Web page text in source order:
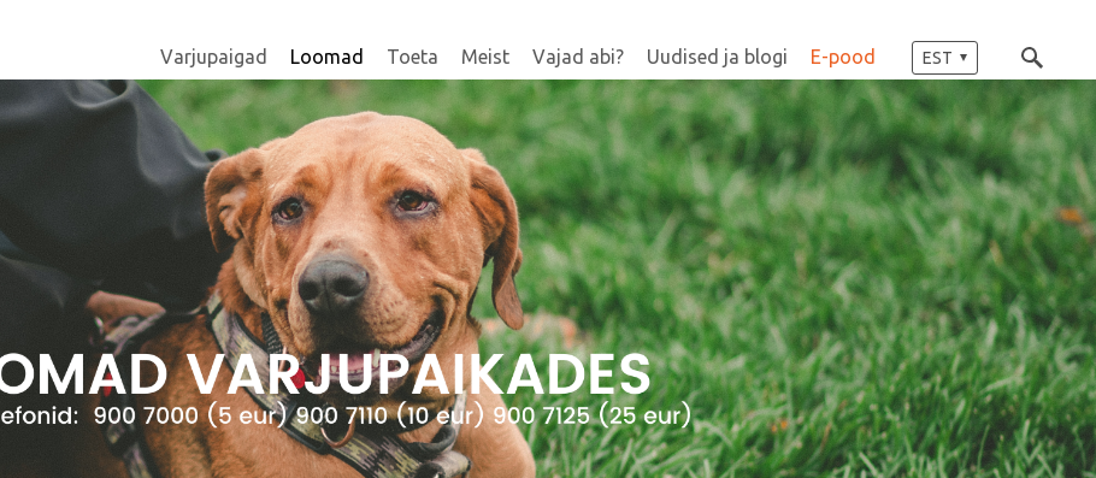
Varjupaigad Loomad Toeta Meist Vajad abi? Uudised ja blogi E-pood EST